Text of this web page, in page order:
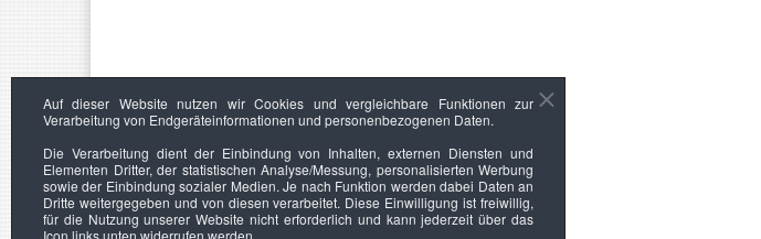
Auf dieser Website nutzen wir Cookies und vergleichbare Funktionen zur
Verarbeitung von Endgeräteinformationen und personenbezogenen Daten.
Die Verarbeitung dient der Einbindung von Inhalten, externen Diensten und
Elementen Dritter, der statistischen Analyse/Messung, personalisierten Werbung
sowie der Einbindung sozialer Medien. Je nach Funktion werden dabei Daten an
Dritte weitergegeben und von diesen verarbeitet. Diese Einwilligung ist freiwillig,
für die Nutzung unserer Website nicht erforderlich und kann jederzeit über das
Icon links unten widerrufen werden.